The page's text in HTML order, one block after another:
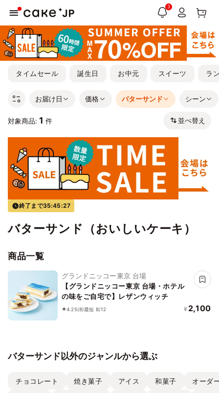
3
タイムセール 誕生日 お中元 スイーツ ラ
お届け日 価格 バターサンド シーン
対象商品: 1 件 並べ替え
終了まで35:45:27
バターサンド（おいしいケーキ）
商品一覧
グランドニッコー東京 台場
【グランドニッコー東京 台場・ホテル
の味をご自宅で】レザンウィッチ
4.25(8)最短 8/12 ¥ 2,100
バターサンド以外のジャンルから選ぶ
チョコレート 焼き菓子 アイス 和菓子 オーダ